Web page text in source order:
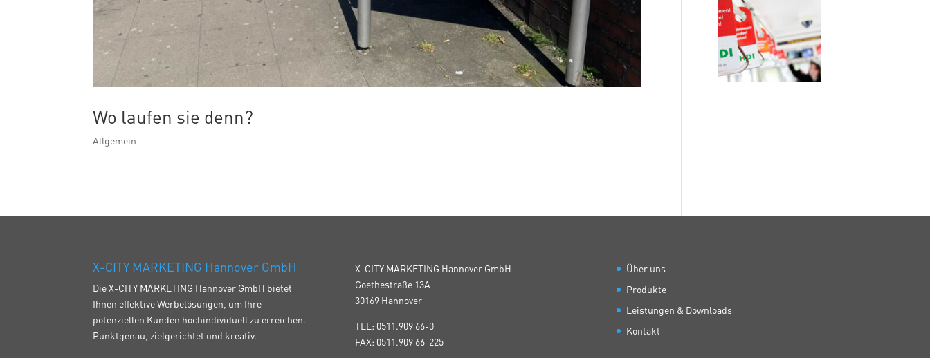
Wo laufen sie denn?
Allgemein
X-CITY MARKETING Hannover GmbH
Die X-CITY MARKETING Hannover GmbH bietet
Ihnen effektive Werbelösungen, um Ihre
potenziellen Kunden hochindividuell zu erreichen.
Punktgenau, zielgerichtet und kreativ.
X-CITY MARKETING Hannover GmbH
Goethestraße 13A
30169 Hannover
TEL: 0511.909 66-0
FAX: 0511.909 66-225
Über uns
Produkte
Leistungen & Downloads
Kontakt